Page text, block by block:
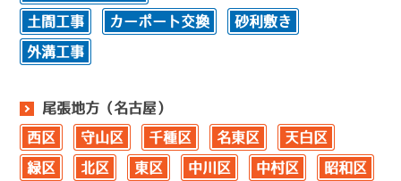
土間工事 カーポート交換 砂利敷き
外溝工事
尾張地方（名古屋）
西区 守山区 千種区 名東区 天白区
緑区 北区 東区 中川区 中村区 昭和区